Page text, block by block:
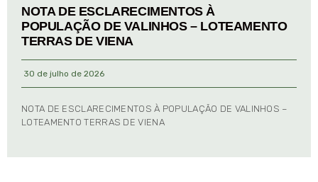
NOTA DE ESCLARECIMENTOS À
POPULAÇÃO DE VALINHOS – LOTEAMENTO
TERRAS DE VIENA
30 de julho de 2026
NOTA DE ESCLARECIMENTOS À POPULAÇÃO DE VALINHOS –
LOTEAMENTO TERRAS DE VIENA